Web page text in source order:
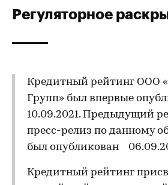
Регуляторное
Кредитный рейтинг ООО
Групп» был впервые
10.09.2021. Предыдущий
пресс-релиз по данному
был опубликован
Кредитный рейтинг